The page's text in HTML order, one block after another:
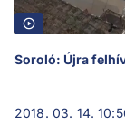
Soroló: Újra
2018. 03. 14.